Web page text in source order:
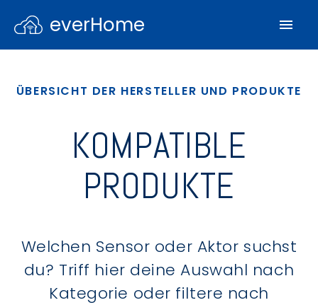
everHome
ÜBERSICHT DER HERSTELLER UND PRODUKTE
KOMPATIBLE
PRODUKTE
Welchen Sensor oder Aktor suchst
du? Triff hier deine Auswahl nach
Kategorie oder filtere nach